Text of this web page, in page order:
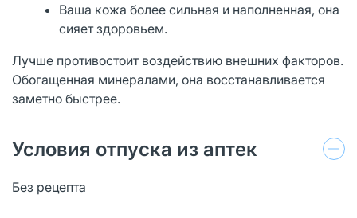
Ваша кожа более сильная и наполненная, она
сияет здоровьем.
Лучше противостоит воздействию внешних факторов.
Обогащенная минералами, она восстанавливается
заметно быстрее.
Условия отпуска из аптек
Без рецепта